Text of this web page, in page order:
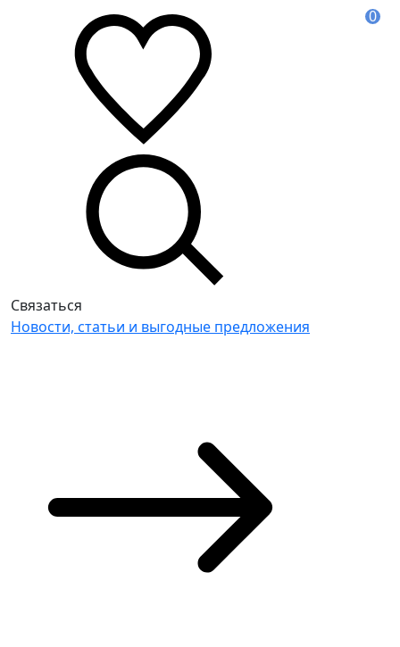
0
Связаться
Новости, статьи и выгодные предложения